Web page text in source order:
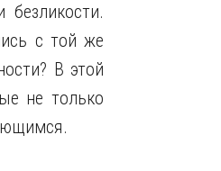
с той же
В этой
не только